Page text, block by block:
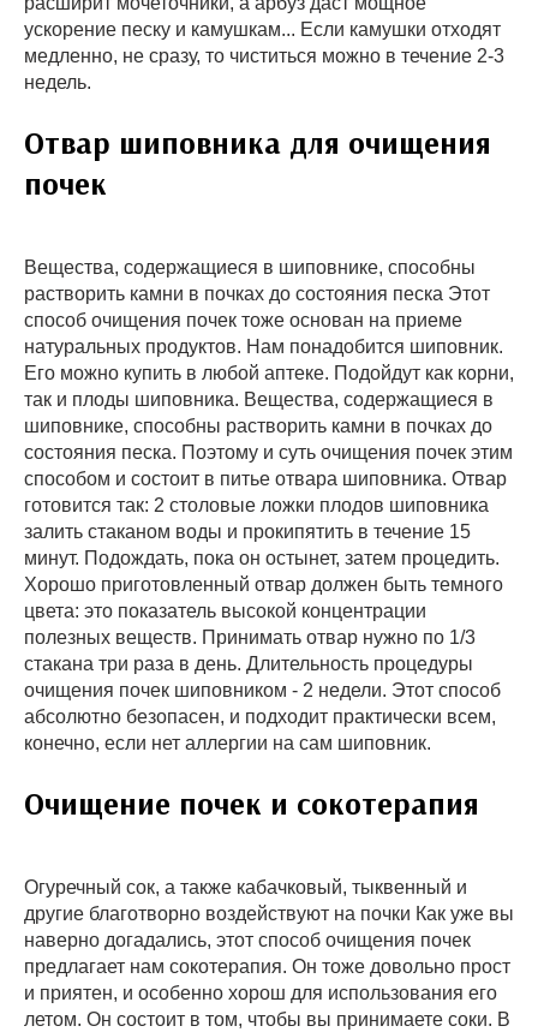
ускорение песку и камушкам... Если камушки отходят
медленно, не сразу, то чиститься можно в течение 2-3
недель.
Отвар шиповника для очищения
почек
Вещества, содержащиеся в шиповнике, способны
растворить камни в почках до состояния песка Этот
способ очищения почек тоже основан на приеме
натуральных продуктов. Нам понадобится шиповник.
Его можно купить в любой аптеке. Подойдут как корни,
так и плоды шиповника. Вещества, содержащиеся в
шиповнике, способны растворить камни в почках до
состояния песка. Поэтому и суть очищения почек этим
способом и состоит в питье отвара шиповника. Отвар
готовится так: 2 столовые ложки плодов шиповника
залить стаканом воды и прокипятить в течение 15
минут. Подождать, пока он остынет, затем процедить.
Хорошо приготовленный отвар должен быть темного
цвета: это показатель высокой концентрации
полезных веществ. Принимать отвар нужно по 1/3
стакана три раза в день. Длительность процедуры
очищения почек шиповником - 2 недели. Этот способ
абсолютно безопасен, и подходит практически всем,
конечно, если нет аллергии на сам шиповник.
Очищение почек и сокотерапия
Огуречный сок, а также кабачковый, тыквенный и
другие благотворно воздействуют на почки Как уже вы
наверно догадались, этот способ очищения почек
предлагает нам сокотерапия. Он тоже довольно прост
и приятен, и особенно хорош для использования его
летом. Он состоит в том, чтобы вы принимаете соки. В